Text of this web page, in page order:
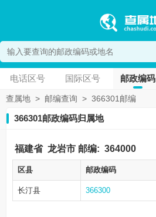
电话区号 国际区号 邮政编码
查属地 > 邮编查询 > 366301邮编
366301邮政编码归属地
福建省 龙岩市 邮编: 364000
区县 邮政编码
长汀县 366300